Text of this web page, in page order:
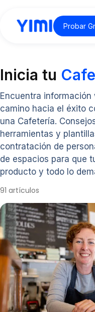
Probar
Inicia tu
Encuentra información
camino hacia el éxito
una Cafetería.
herramientas y
contratación de
de espacios para que
producto y todo lo
91 artículos